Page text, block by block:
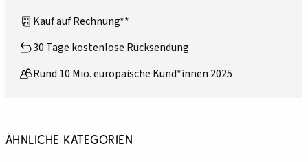
Kauf auf Rechnung**
30 Tage kostenlose Rücksendung
Rund 10 Mio. europäische Kund*innen 2025
Ähnliche Kategorien